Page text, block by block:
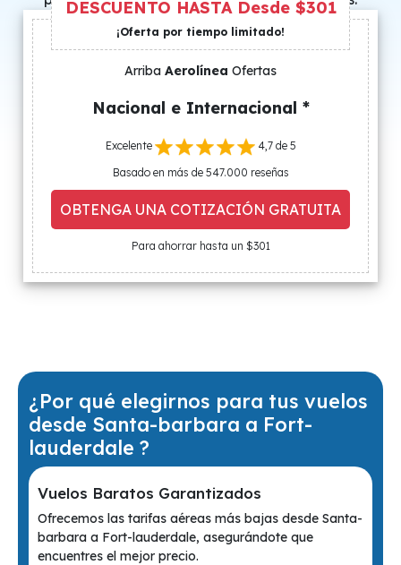
DESCUENTO HASTA Desde $301
¡Oferta por tiempo limitado!
Arriba Aerolínea Ofertas
Nacional e Internacional *
Excelente
4,7 de 5
Basado en más de 547.000 reseñas
OBTENGA UNA COTIZACIÓN GRATUITA
Para ahorrar hasta un $301
¿Por qué elegirnos para tus vuelos
desde Santa-barbara a Fort-
lauderdale ?
Vuelos Baratos Garantizados
Ofrecemos las tarifas aéreas más bajas desde Santa-
barbara a Fort-lauderdale, asegurándote que
encuentres el mejor precio.